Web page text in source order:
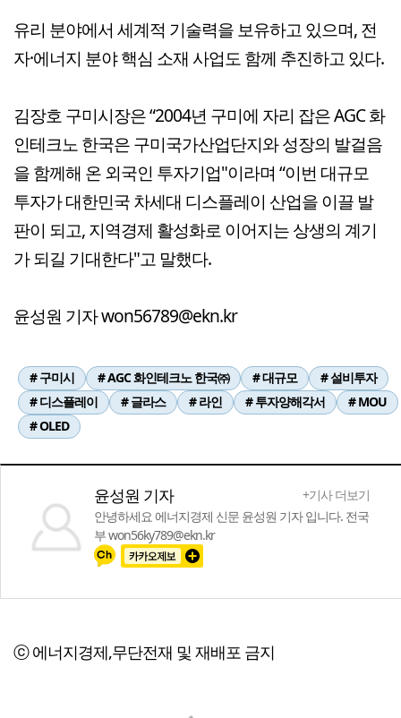
유리 분야에서 세계적 기술력을 보유하고 있으며, 전
자·에너지 분야 핵심 소재 사업도 함께 추진하고 있다.
김장호 구미시장은 “2004년 구미에 자리 잡은 AGC 화
인테크노 한국은 구미국가산업단지와 성장의 발걸음
을 함께해 온 외국인 투자기업"이라며 “이번 대규모
투자가 대한민국 차세대 디스플레이 산업을 이끌 발
판이 되고, 지역경제 활성화로 이어지는 상생의 계기
가 되길 기대한다"고 말했다.
윤성원 기자 won56789@ekn.kr
# 구미시 # AGC 화인테크노 한국㈜ # 대규모
# 설비투자
# 디스플레이
# 글라스 # 라인 # 투자양해각서
# MOU
# OLED
윤성원 기자
+기사 더보기
안녕하세요 에너지경제 신문 윤성원 기자 입니다. 전국
부 won56ky789@ekn.kr
ⓒ 에너지경제,무단전재 및 재배포 금지